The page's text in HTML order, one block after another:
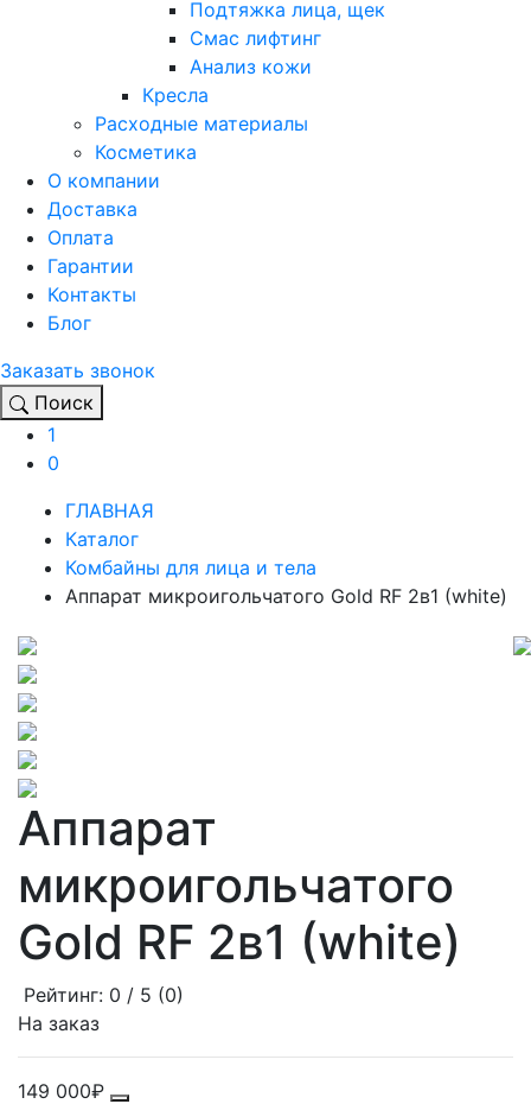
Подтяжка лица, щек
Смас лифтинг
Анализ кожи
Кресла
Расходные материалы
Косметика
О компании
Доставка
Оплата
Гарантии
Контакты
Блог
Заказать звонок
Поиск
1
0
ГЛАВНАЯ
Каталог
Комбайны для лица и тела
Аппарат микроигольчатого Gold RF 2в1 (white)
Аппарат
микроигольчатого
Gold RF 2в1 (white)
Рейтинг: 0 / 5 (0)
На заказ
149 000₽